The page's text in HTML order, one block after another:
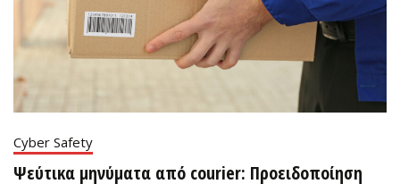
Cyber Safety
Ψεύτικα μηνύματα από courier: Προειδοποίηση